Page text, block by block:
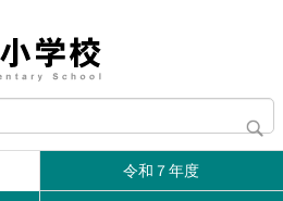
令和７年度